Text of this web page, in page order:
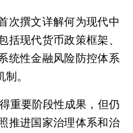
次撰文详解何为现代中
括现代货币政策框架、
统性金融风险防控体系
。
要阶段性成果，但仍
推进国家治理体系和治